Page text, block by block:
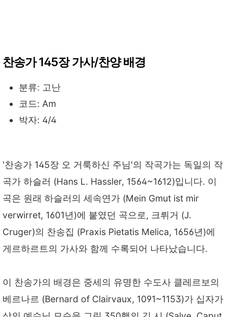
찬송가 145장 가사/찬양 배경
분류: 고난
코드: Am
박자: 4/4
'찬송가 145장 오 거룩하신 주님'의 작곡가는 독일의 작
곡가 하슬러 (Hans L. Hassler, 1564~1612)입니다. 이
곡은 원래 하슬러의 세속연가 (Mein Gmut ist mir
verwirret, 1601년)에 붙였던 곡으로, 크뤼거 (J.
Cruger)의 찬송집 (Praxis Pietatis Melica, 1656년)에
게르하르트의 가사와 함께 수록되어 나타났습니다.
이 찬송가의 배경은 중세의 유명한 수도사 클레르보의
베르나르 (Bernard of Clairvaux, 1091~1153)가 십자가